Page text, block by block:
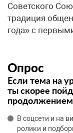
Советского
традиция
года» с
Опрос
Если тема на
ты скорее
В соцсети и на
ролики и